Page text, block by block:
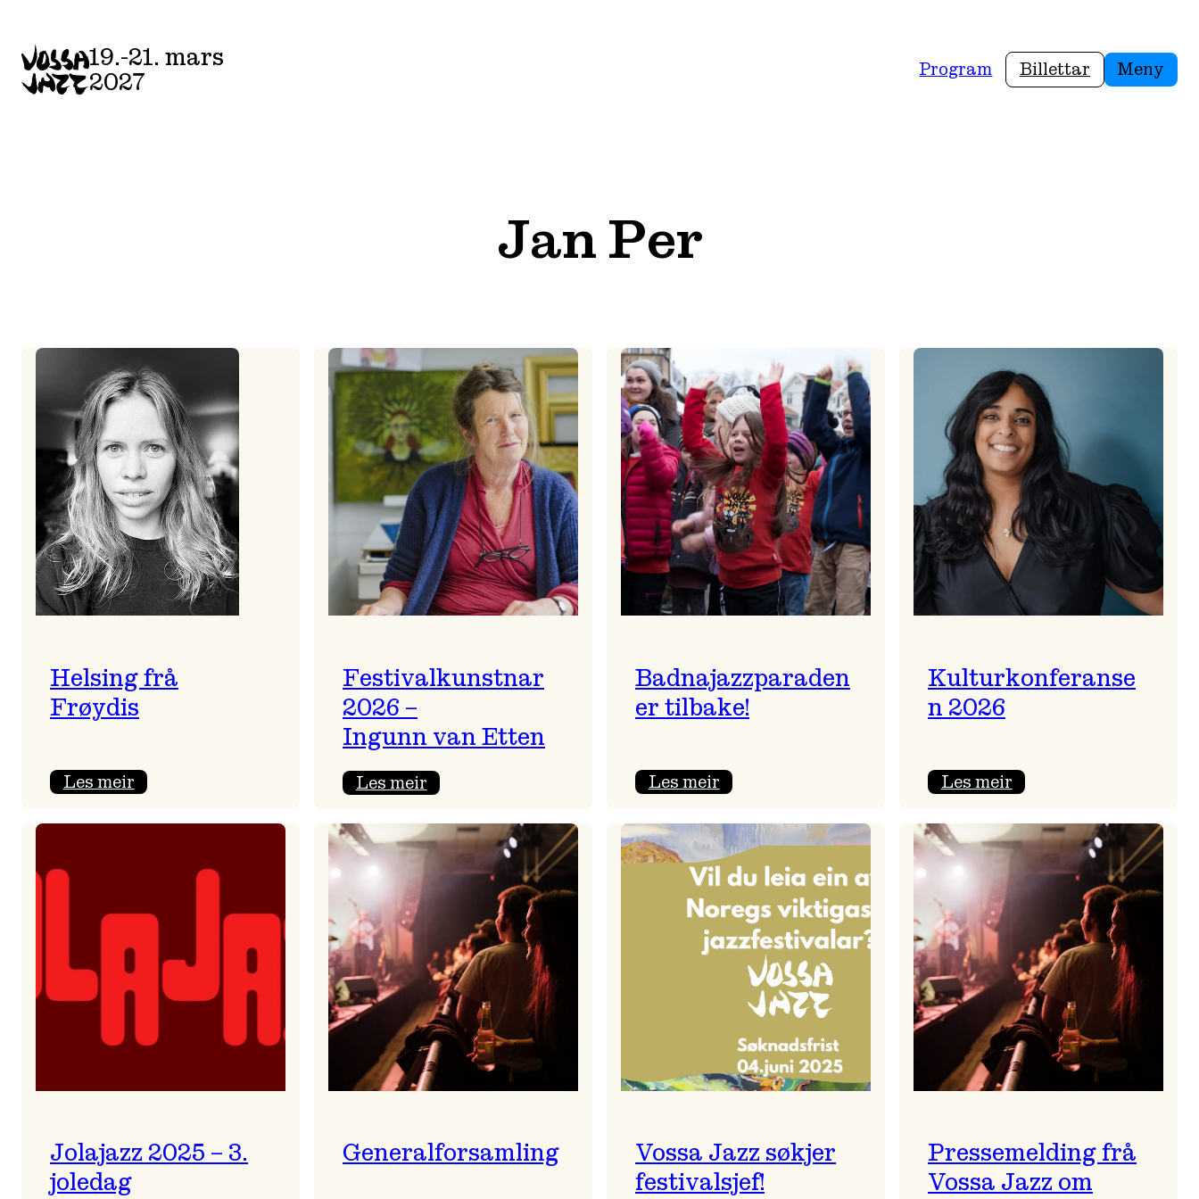
content
19.-21. mars
2027
Program Billettar Meny
Jan Per
Helsing frå
Frøydis
Les meir:
frå
Festivalkunstnar
2026 –
Ingunn van Etten
Les meir:
2026
–
Ingunn van Etten
Badnajazzparaden
er tilbake!
Les meir:
er
tilbake!
Kulturkonferanse
n 2026
Les meir:
2026
Jolajazz 2025 – 3.
joledag
Generalforsamling
Vossa Jazz søkjer
festivalsjef!
Pressemelding frå
Vossa Jazz om